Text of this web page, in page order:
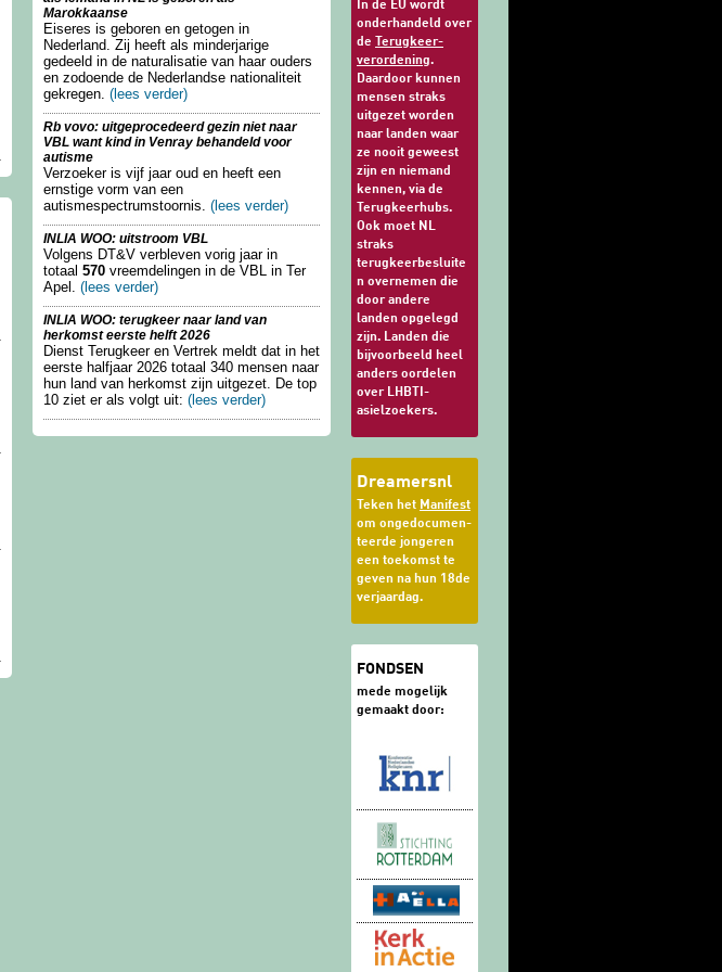
Marokkaanse
Eiseres is geboren en getogen in
Nederland. Zij heeft als minderjarige
gedeeld in de naturalisatie van haar ouders
en zodoende de Nederlandse nationaliteit
gekregen. (lees verder)
Rb vovo: uitgeprocedeerd gezin niet naar
VBL want kind in Venray behandeld voor
autisme
Verzoeker is vijf jaar oud en heeft een
ernstige vorm van een
autismespectrumstoornis. (lees verder)
INLIA WOO: uitstroom VBL
Volgens DT&V verbleven vorig jaar in
totaal 570 vreemdelingen in de VBL in Ter
Apel. (lees verder)
INLIA WOO: terugkeer naar land van
herkomst eerste helft 2026
Dienst Terugkeer en Vertrek meldt dat in het
eerste halfjaar 2026 totaal 340 mensen naar
hun land van herkomst zijn uitgezet. De top
10 ziet er als volgt uit: (lees verder)
In de EU wordt
onderhandeld over
de
Terugkeer-
verordening.
Daardoor kunnen
mensen straks
uitgezet worden
naar landen waar
ze nooit geweest
zijn en niemand
kennen, via de
Terugkeerhubs.
Ook moet NL
straks
terugkeerbesluite
n overnemen die
door andere
landen opgelegd
zijn. Landen die
bijvoorbeeld heel
anders oordelen
over LHBTI-
asielzoekers.
Dreamersnl
Teken het Manifest
om ongedocumen-
teerde jongeren
een toekomst te
geven na hun 18de
verjaardag.
FONDSEN
mede mogelijk
gemaakt door: